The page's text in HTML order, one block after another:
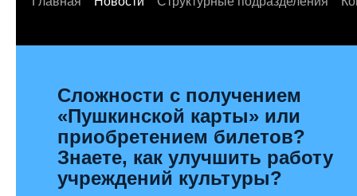
Сложности с получением
«Пушкинской карты» или
приобретением билетов?
Знаете, как улучшить работу
учреждений культуры?